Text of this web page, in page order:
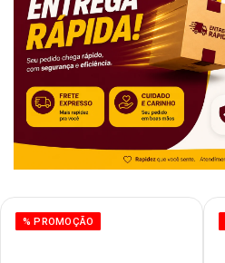
% PROMOÇÃO